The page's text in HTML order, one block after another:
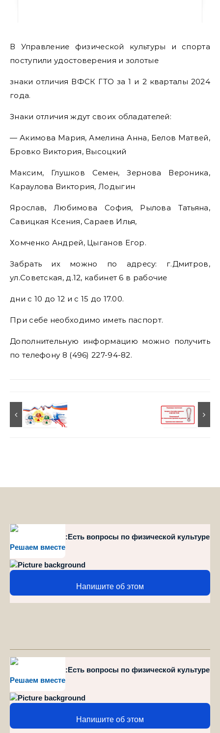
В Управление физической культуры и спорта
поступили удостоверения и золотые
знаки отличия ВФСК ГТО за 1 и 2 кварталы 2024
года.
Знаки отличия ждут своих обладателей:
— Акимова Мария, Амелина Анна, Белов Матвей,
Бровко Виктория, Высоцкий
Максим, Глушков Семен, Зернова Вероника,
Караулова Виктория, Лодыгин
Ярослав, Любимова София, Рылова Татьяна,
Савицкая Ксения, Сараев Илья,
Хомченко Андрей, Цыганов Егор.
Забрать их можно по адресу: г.Дмитров,
ул.Советская, д.12, кабинет 6 в рабочие
дни с 10 до 12 и с 15 до 17.00.
При себе необходимо иметь паспорт.
Дополнительную информацию можно получить
по телефону 8 (496) 227-94-82.
Решаем вместе
style="position":Есть вопросы по физической культуре
и спорту?
Напишите об этом
Решаем вместе
style="position":Есть вопросы по физической культуре
и спорту?
Напишите об этом